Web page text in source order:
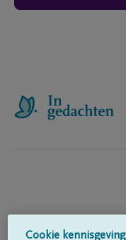
Cookie kennisgeving